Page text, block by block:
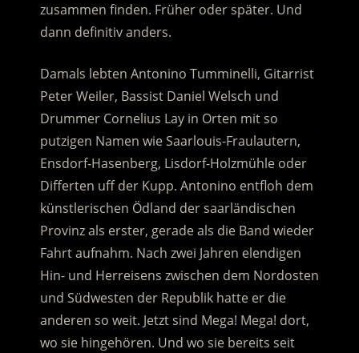
zusammen finden. Früher oder später. Und
dann definitiv anders.
Damals lebten Antonino Tumminelli, Gitarrist
Peter Weiler, Bassist Daniel Welsch und
Drummer Cornelius Lay in Orten mit so
putzigen Namen wie Saarlouis-Fraulautern,
Ensdorf-Hasenberg, Lisdorf-Holzmühle oder
Differten uff der Kupp. Antonino entfloh dem
künstlerischen Ödland der saarländischen
Provinz als erster, gerade als die Band wieder
Fahrt aufnahm. Nach zwei Jahren elendigen
Hin- und Herreisens zwischen dem Nordosten
und Südwesten der Republik hatte er die
anderen so weit. Jetzt sind Mega! Mega! dort,
wo sie hingehören. Und wo sie bereits seit